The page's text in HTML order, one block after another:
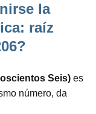
la
raíz
Seis) es
número, da